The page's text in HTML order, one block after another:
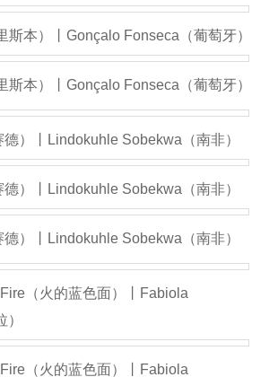
斯本）丨Gonçalo Fonseca（葡萄牙）
斯本）丨Gonçalo Fonseca（葡萄牙）
）丨Lindokuhle Sobekwa（南非）
）丨Lindokuhle Sobekwa（南非）
）丨Lindokuhle Sobekwa（南非）
（火的蓝色面）丨Fabiola
（火的蓝色面）丨Fabiola